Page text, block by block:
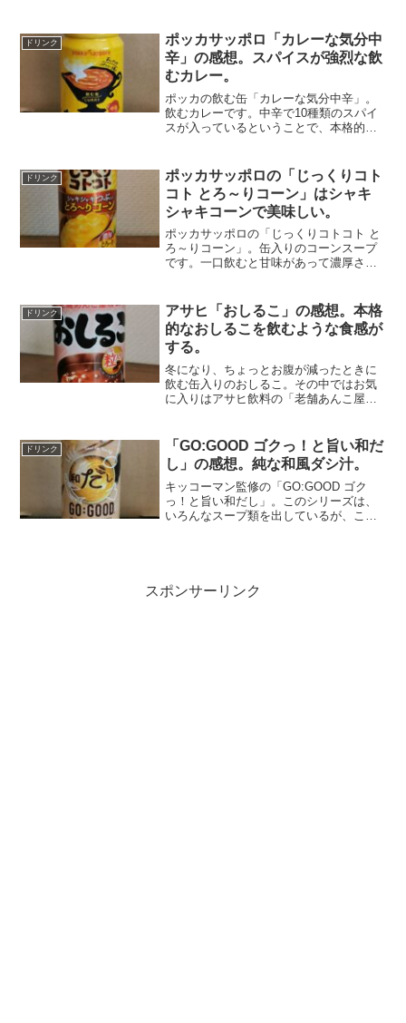
ラッとしていてあっさり系だ。トマト味
がきいていて、少し酸味を...
ドリンク
ポッカサッポロ「カレーな気分中
辛」の感想。スパイスが強烈な飲
むカレー。
ポッカの飲む缶「カレーな気分中辛」。
飲むカレーです。中辛で10種類のスパイ
スが入っているということで、本格的な
っているが、それほどサラッとしている
感触を受けない。スープ...
ドリンク
ポッカサッポロの「じっくりコト
コト とろ～りコーン」はシャキ
シャキコーンで美味しい。
ポッカサッポロの「じっくりコトコト と
ろ～りコーン」。缶入りのコーンスープ
です。一口飲むと甘味があって濃厚さが
これで缶スープかと思われるくらい。欠
点としては、たっぷり入っ...
ドリンク
アサヒ「おしるこ」の感想。本格
的なおしるこを飲むような食感が
する。
冬になり、ちょっとお腹が減ったときに
飲む缶入りのおしるこ。その中ではお気
に入りはアサヒ飲料の「老舗あんこ屋特
かな風味を実現したとのこと。甘さが少
し強いので、甘党にはお...
ドリンク
「GO:GOOD ゴクっ！と旨い和だ
し」の感想。純な和風ダシ汁。
キッコーマン監修の「GO:GOOD ゴク
っ！と旨い和だし」。このシリーズは、
いろんなスープ類を出しているが、これ
スポンサーリンク